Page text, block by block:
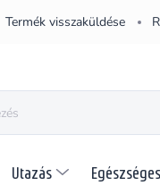
Termék visszaküldése
Utazás